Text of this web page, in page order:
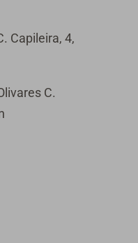
Capileira, 4,
C.